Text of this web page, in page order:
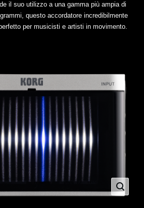
il suo utilizzo a una gamma più ampia di
questo accordatore incredibilmente
per musicisti e artisti in movimento.